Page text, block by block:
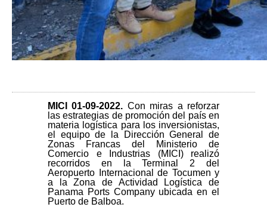
MICI 01-09-2022. Con miras a reforzar
las estrategias de promoción del país en
materia logística para los inversionistas,
el equipo de la Dirección General de
Zonas Francas del Ministerio de
Comercio e Industrias (MICI) realizó
recorridos en la Terminal 2 del
Aeropuerto Internacional de Tocumen y
a la Zona de Actividad Logística de
Panama Ports Company ubicada en el
Puerto de Balboa.